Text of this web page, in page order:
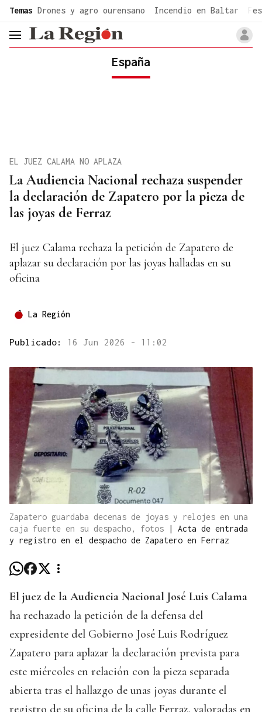
Temas Drones y agro ourensano Incendio en Baltar
header.menu.open
España
La Audiencia Nacional rechaza suspender
la declaración de Zapatero por la pieza de
las joyas de Ferraz
EL JUEZ CALAMA NO APLAZA
El juez Calama rechaza la petición de Zapatero de
aplazar su declaración por las joyas halladas en su
oficina
La Región
Publicado: 16 Jun 2026 - 11:02
Zapatero guardaba decenas de joyas y relojes en una
caja fuerte en su despacho, fotos
| Acta de entrada
y registro en el despacho de Zapatero en Ferraz
El juez de la Audiencia Nacional José Luis Calama
ha rechazado la petición de la defensa del
expresidente del Gobierno José Luis Rodríguez
Zapatero para aplazar la declaración prevista para
este miércoles en relación con la pieza separada
abierta tras el hallazgo de unas joyas durante el